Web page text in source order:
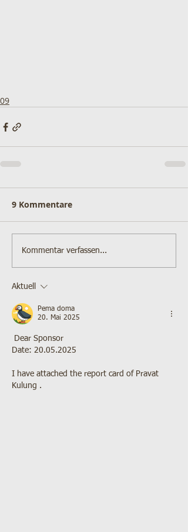
09
9 Kommentare
Kommentar verfassen...
Aktuell
Pema doma
20. Mai 2025
Dear Sponsor
Date: 20.05.2025
I have attached the report card of Pravat
Kulung .